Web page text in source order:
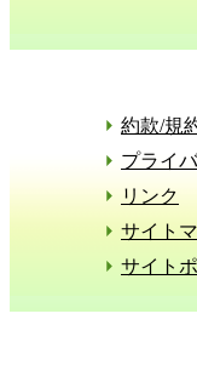
約款/規
プライ
リンク
サイト
サイト